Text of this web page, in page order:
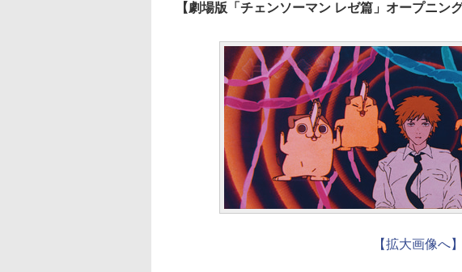
【劇場版「チェンソーマン レゼ篇」オープニン
【拡大画像へ】